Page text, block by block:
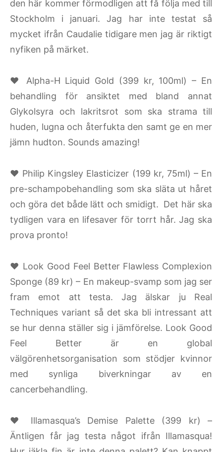
den här kommer förmodligen att få följa med till
Stockholm i januari. Jag har inte testat så
mycket ifrån Caudalie tidigare men jag är riktigt
nyfiken på märket.
♥ Alpha-H Liquid Gold (399 kr, 100ml) – En
behandling för ansiktet med bland annat
Glykolsyra och lakritsrot som ska strama till
huden, lugna och återfukta den samt ge en mer
jämn hudton. Sounds amazing!
♥ Philip Kingsley Elasticizer (199 kr, 75ml) – En
pre-schampobehandling som ska släta ut håret
och göra det både lätt och smidigt. Det här ska
tydligen vara en lifesaver för torrt hår. Jag ska
prova pronto!
♥ Look Good Feel Better Flawless Complexion
Sponge (89 kr) – En makeup-svamp som jag ser
fram emot att testa. Jag älskar ju Real
Techniques variant så det ska bli intressant att
se hur denna ställer sig i jämförelse. Look Good
Feel Better är en global
välgörenhetsorganisation som stödjer kvinnor
med synliga biverkningar av en
cancerbehandling.
♥ Illamasqua’s Demise Palette (399 kr) –
Äntligen får jag testa något ifrån Illamasqua!